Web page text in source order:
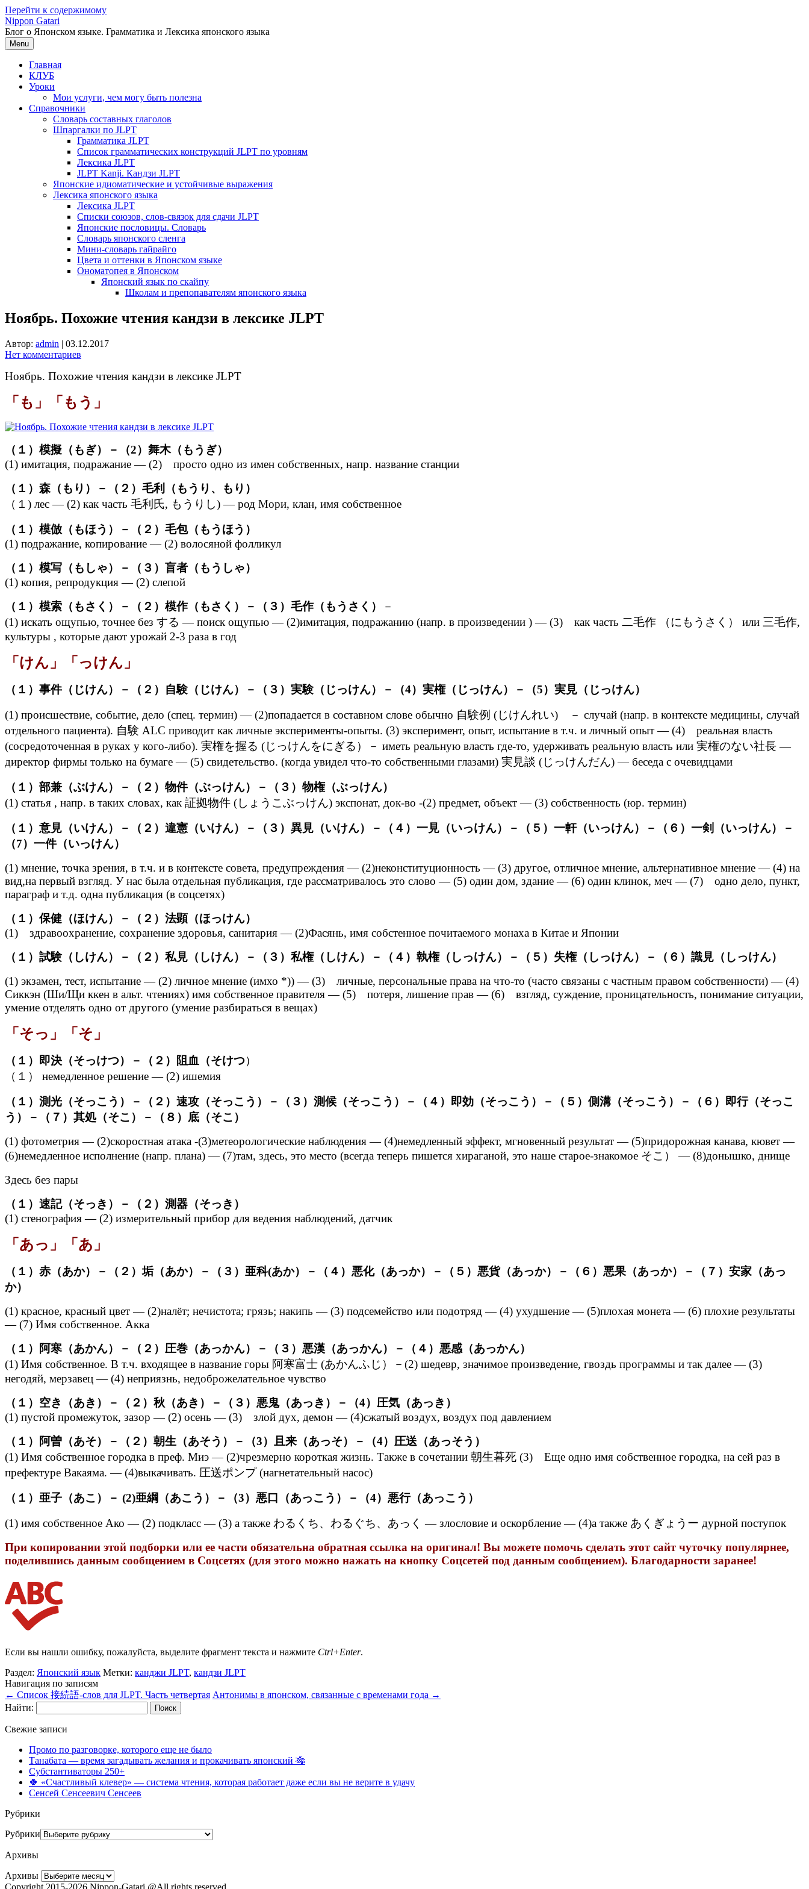
Перейти к содержимому
Nippon Gatari
Блог о Японском языке. Грамматика и Лексика японского языка
Menu
Главная
КЛУБ
Уроки
Мои услуги, чем могу быть полезна
Справочники
Словарь составных глаголов
Шпаргалки по JLPT
Грамматика JLPT
Список грамматических конструкций JLPT по уровням
Лексика JLPT
JLPT Kanji. Кандзи JLPT
Японские идиоматические и устойчивые выражения
Лексика японского языка
Лексика JLPT
Списки союзов, слов-связок для сдачи JLPT
Японские пословицы. Словарь
Словарь японского сленга
Мини-словарь гайрайго
Цвета и оттенки в Японском языке
Ономатопея в Японском
Японский язык по скайпу
Школам и препопавателям японского языка
Ноябрь. Похожие чтения кандзи в лексике JLPT
Автор: admin | 03.12.2017
Нет комментариев
Ноябрь. Похожие чтения кандзи в лексике JLPT
「も」「もう」
（１）模擬（もぎ）－（2）舞木（もうぎ）
(1) имитация, подражание — (2) просто одно из имен собственных, напр. название станции
（１）森（もり）－（２）毛利（もうり、もり）
（１) лес — (2) как часть 毛利氏, もうりし) — род Мори, клан, имя собственное
（１）模倣（もほう）－（２）毛包（もうほう）
(1) подражание, копирование — (2) волосяной фолликул
（１）模写（もしゃ）－（３）盲者（もうしゃ）
(1) копия, репродукция — (2) слепой
（１）模索（もさく）－（２）模作（もさく）－（３）毛作（もうさく）
－
(1) искать ощупью, точнее без する — поиск ощупью — (2)имитация, подражанию (напр. в произведении ) — (3) как часть 二毛作 （にもうさく） или 三毛作,
культуры , которые дают урожай 2-3 раза в год
「けん」「っけん」
（１）事件（じけん）－（２）自験（じけん）－（３）実験（じっけん）－（4）実権（じっけん）－（5）実見（じっけん）
(1) происшествие, событие, дело (спец. термин) — (2)попадается в составном слове обычно 自験例 (じけんれい) － случай (напр. в контексте медицины, случай
отдельного пациента). 自験 ALC приводит как личные эксперименты-опыты. (3) эксперимент, опыт, испытание в т.ч. и личный опыт — (4) реальная власть
(сосредоточенная в руках у кого-либо). 実権を握る (じっけんをにぎる）－ иметь реальную власть где-то, удерживать реальную власть или 実権のない社長 —
директор фирмы только на бумаге — (5) свидетельство. (когда увидел что-то собственными глазами) 実見談 (じっけんだん) — беседа с очевидцами
（１）部兼（ぶけん）－（２）物件（ぶっけん）－（３）物権（ぶっけん）
(1) статья , напр. в таких словах, как 証拠物件 (しょうこぶっけん) экспонат, док-во -(2) предмет, объект — (3) собственность (юр. термин)
（１）意見（いけん）－（２）違憲（いけん）－（３）異見（いけん）－（４）一見（いっけん）－（５）一軒（いっけん）－（６）一剣（いっけん）－
（7）一件（いっけん）
(1) мнение, точка зрения, в т.ч. и в контексте совета, предупреждения — (2)неконституционность — (3) другое, отличное мнение, альтернативное мнение — (4) на
вид,на первый взгляд. У нас была отдельная публикация, где рассматривалось это слово — (5) один дом, здание — (6) один клинок, меч — (7) одно дело, пункт,
параграф и т.д. одна публикация (в соцсетях)
（１）保健（ほけん）－（２）法顕（ほっけん）
(1) здравоохранение, сохранение здоровья, санитария — (2)Фасянь, имя собстенное почитаемого монаха в Китае и Японии
（１）試験（しけん）－（２）私見（しけん）－（３）私権（しけん）－（４）執権（しっけん）－（５）失権（しっけん）－（６）識見（しっけん）
(1) экзамен, тест, испытание — (2) личное мнение (имхо *)) — (3) личные, персональные права на что-то (часто связаны с частным правом собственности) — (4)
Сиккэн (Ши/Щи ккен в альт. чтениях) имя собственное правителя — (5) потеря, лишение прав — (6) взгляд, суждение, проницательность, понимание ситуации,
умение отделять одно от другого (умение разбираться в вещах)
「そっ」「そ」
（１）即決（そっけつ）－（２）阻血（そけつ）
（１） немедленное решение — (2) ишемия
（１）測光（そっこう）－（２）速攻（そっこう）－（３）測候（そっこう）－（４）即効（そっこう）－（５）側溝（そっこう）－（６）即行（そっこ
う）－（７）其処（そこ）－（８）底（そこ）
(1) фотометрия — (2)скоростная атака -(3)метеорологические наблюдения — (4)немедленный эффект, мгновенный результат — (5)придорожная канава, кювет —
(6)немедленное исполнение (напр. плана) — (7)там, здесь, это место (всегда теперь пишется хираганой, это наше старое-знакомое そこ） — (8)донышко, днище
Здесь без пары
（１）速記（そっき）－（２）測器（そっき）
(1) стенография — (2) измерительный прибор для ведения наблюдений, датчик
「あっ」「あ」
（１）赤（あか）－（２）垢（あか）－（３）亜科(あか）－（４）悪化（あっか）－（５）悪貨（あっか）－（６）悪果（あっか）－（７）安家（あっ
か）
(1) красное, красный цвет — (2)налёт; нечистота; грязь; накипь — (3) подсемейство или подотряд — (4) ухудшение — (5)плохая монета — (6) плохие результаты
— (7) Имя собственное. Акка
（１）阿寒（あかん）－（２）圧巻（あっかん）－（３）悪漢（あっかん）－（４）悪感（あっかん）
(1) Имя собственное. В т.ч. входящее в название горы 阿寒富士 (あかんふじ）－(2) шедевр, значимое произведение, гвоздь программы и так далее — (3)
негодяй, мерзавец — (4) неприязнь, недоброжелательное чувство
（１）空き（あき）－（２）秋（あき）－（３）悪鬼（あっき）－（4）圧気（あっき）
(1) пустой промежуток, зазор — (2) осень — (3) злой дух, демон — (4)сжатый воздух, воздух под давлением
（１）阿曽（あそ）－（２）朝生（あそう）－（3）且来（あっそ）－（4）圧送（あっそう）
(1) Имя собственное городка в преф. Миэ — (2)чрезмерно короткая жизнь. Также в сочетании 朝生暮死 (3) Еще одно имя собственное городка, на сей раз в
префектуре Вакаяма. — (4)выкачивать. 圧送ポンプ (нагнетательный насос)
（１）亜子（あこ）－ (2)亜綱（あこう）－（3）悪口（あっこう）－（4）悪行（あっこう）
(1) имя собственное Ако — (2) подкласс — (3) а также わるくち、わるぐち、あっく — злословие и оскорбление — (4)а также あくぎょうー дурной поступок
При копировании этой подборки или ее части обязательна обратная ссылка на оригинал! Вы можете помочь сделать этот сайт чуточку популярнее,
поделившись данным сообщением в Соцсетях (для этого можно нажать на кнопку Соцсетей под данным сообщением). Благодарности заранее!
Если вы нашли ошибку, пожалуйста, выделите фрагмент текста и нажмите Ctrl+Enter.
Раздел: Японский язык Метки: канджи JLPT, кандзи JLPT
Навигация по записям
← Список 接続語-слов для JLPT. Часть четвертая Антонимы в японском, связанные с временами года →
Найти:
Свежие записи
Промо по разговорке, которого еще не было
Танабата — время загадывать желания и прокачивать японский 🎋
Субстантиваторы 250+
🍀 «Счастливый клевер» — система чтения, которая работает даже если вы не верите в удачу
Сенсей Сенсеевич Сенсеев
Рубрики
Рубрики
Архивы
Архивы
Copyright 2015-2026 Nippon-Gatari @All rights reserved